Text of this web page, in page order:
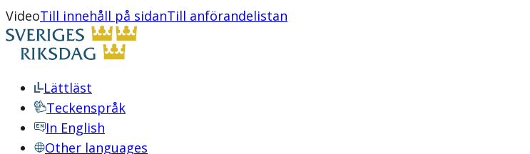
VideoTill innehåll på sidanTill anförandelistan
Lättläst
Teckenspråk
In English
Other languages